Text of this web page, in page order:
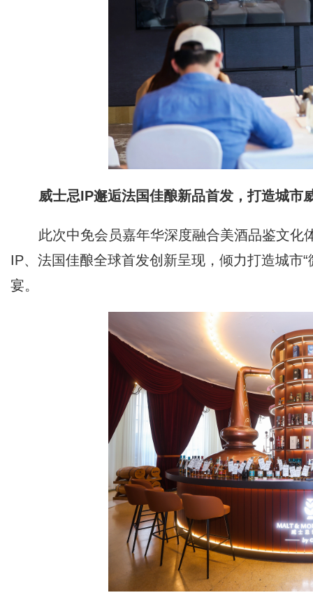
威士忌IP邂逅法国佳酿新品首发，打造城市
此次中免会员嘉年华深度融合美酒品鉴文
IP、法国佳酿全球首发创新呈现，倾力打造城市
宴。